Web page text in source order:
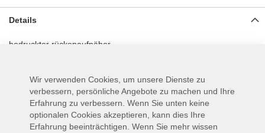
Details
bedruckter rückenaufnäher
Mehr Informationen
Wir verwenden Cookies, um unsere Dienste zu
verbessern, persönliche Angebote zu machen und Ihre
Erfahrung zu verbessern. Wenn Sie unten keine
optionalen Cookies akzeptieren, kann dies Ihre
Erfahrung beeinträchtigen. Wenn Sie mehr wissen